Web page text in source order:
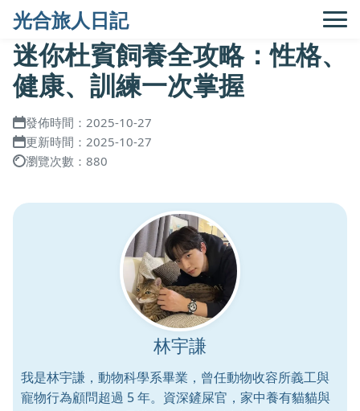
光合旅人日記
迷你杜賓飼養全攻略：性格、
健康、訓練一次掌握
發佈時間：2025-10-27
更新時間：2025-10-27
瀏覽次數：880
林宇謙
我是林宇謙，動物科學系畢業，曾任動物收容所義工與
寵物行為顧問超過 5 年。資深鏟屎官，家中養有貓貓與